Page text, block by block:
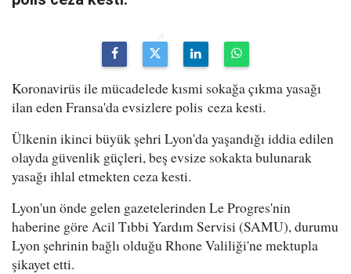
Koronavirüs ile mücadelede kısmi sokağa çıkma yasağı
ilan eden Fransa'da evsizlere polis ceza kesti.
Ülkenin ikinci büyük şehri Lyon'da yaşandığı iddia edilen
olayda güvenlik güçleri, beş evsize sokakta bulunarak
yasağı ihlal etmekten ceza kesti.
Lyon'un önde gelen gazetelerinden Le Progres'nin
haberine göre Acil Tıbbi Yardım Servisi (SAMU), durumu
Lyon şehrinin bağlı olduğu Rhone Valiliği'ne mektupla
şikayet etti.